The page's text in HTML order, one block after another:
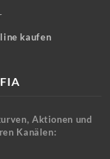
kaufen
Aktionen und
Kanälen: